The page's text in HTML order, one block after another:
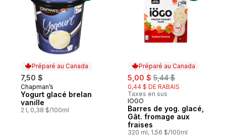
Préparé au Canada
7,50 $
Préparé au Canada
Chapman’s
Yogurt glacé brelan
vanille
2 l, 0,38 $/100ml
Préparé au Canada
sale:
5,00 $ , formerly:
5,44 $
0,44 $ DE RABAIS
Taxes en sus
Préparé au Canada
IÖGO
Barres de yog. glacé,
Gât. fromage aux
fraises
320 ml, 1,56 $/100ml